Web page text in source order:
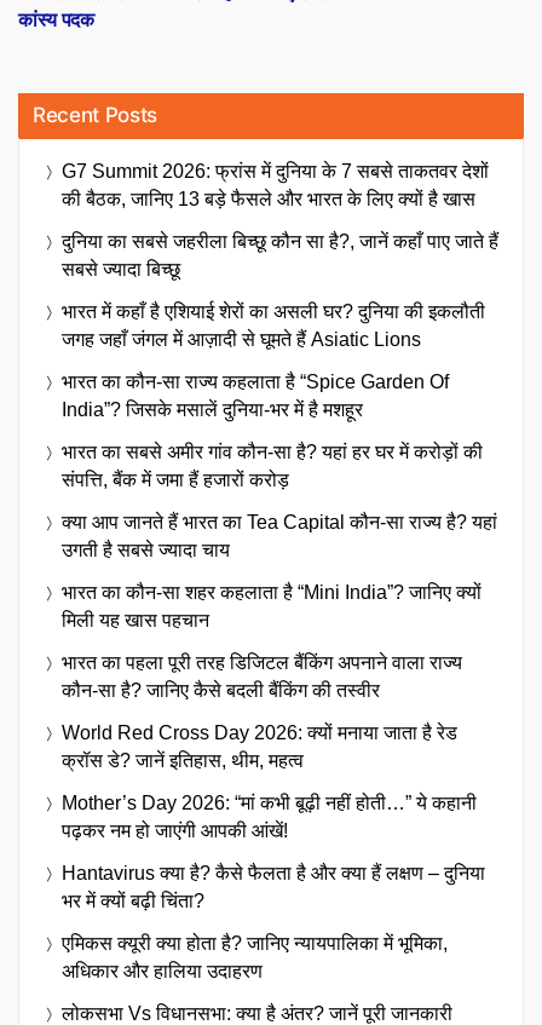
कांस्य पदक
Recent Posts
G7 Summit 2026: फ्रांस में दुनिया के 7 सबसे ताकतवर देशों
की बैठक, जानिए 13 बड़े फैसले और भारत के लिए क्यों है खास
दुनिया का सबसे जहरीला बिच्छू कौन सा है?, जानें कहाँ पाए जाते हैं
सबसे ज्यादा बिच्छू
भारत में कहाँ है एशियाई शेरों का असली घर? दुनिया की इकलौती
जगह जहाँ जंगल में आज़ादी से घूमते हैं Asiatic Lions
भारत का कौन-सा राज्य कहलाता है “Spice Garden Of
India”? जिसके मसालें दुनिया-भर में है मशहूर
भारत का सबसे अमीर गांव कौन-सा है? यहां हर घर में करोड़ों की
संपत्ति, बैंक में जमा हैं हजारों करोड़
क्या आप जानते हैं भारत का Tea Capital कौन-सा राज्य है? यहां
उगती है सबसे ज्यादा चाय
भारत का कौन-सा शहर कहलाता है “Mini India”? जानिए क्यों
मिली यह खास पहचान
भारत का पहला पूरी तरह डिजिटल बैंकिंग अपनाने वाला राज्य
कौन-सा है? जानिए कैसे बदली बैंकिंग की तस्वीर
World Red Cross Day 2026: क्यों मनाया जाता है रेड
क्रॉस डे? जानें इतिहास, थीम, महत्व
Mother’s Day 2026: “मां कभी बूढ़ी नहीं होती…” ये कहानी
पढ़कर नम हो जाएंगी आपकी आंखें!
Hantavirus क्या है? कैसे फैलता है और क्या हैं लक्षण – दुनिया
भर में क्यों बढ़ी चिंता?
एमिकस क्यूरी क्या होता है? जानिए न्यायपालिका में भूमिका,
अधिकार और हालिया उदाहरण
लोकसभा Vs विधानसभा: क्या है अंतर? जानें पूरी जानकारी